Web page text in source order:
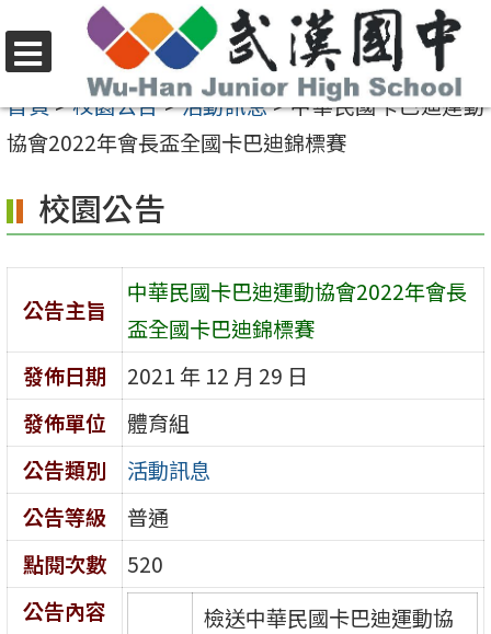
至
要
容
區
選
單
首頁>校園公告>活動訊息>中華民國卡巴迪運動
協會2022年會長盃全國卡巴迪錦標賽
校園公告
公告主旨
中華民國卡巴迪運動協會2022年會長
盃全國卡巴迪錦標賽
發佈日期
2021 年 12 月 29 日
發佈單位
體育組
公告類別
活動訊息
公告等級
普通
點閱次數
520
公告內容
檢送中華民國卡巴迪運動協